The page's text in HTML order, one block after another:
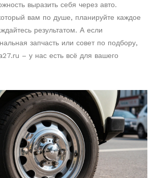
выразить себя через авто.
вам по душе, планируйте каждое
результатом. А если
запчасть или совет по подбору,
– у нас есть всё для вашего